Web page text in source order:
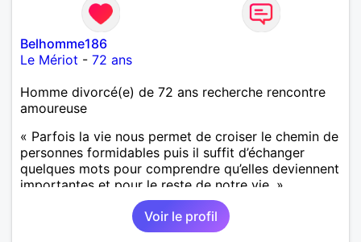
Belhomme186
Le Mériot - 72 ans
Homme divorcé(e) de 72 ans recherche rencontre
amoureuse
« Parfois la vie nous permet de croiser le chemin de
personnes formidables puis il suffit d’échanger
quelques mots pour comprendre qu’elles deviennent
importantes et pour le reste de notre vie. »
Voir le profil